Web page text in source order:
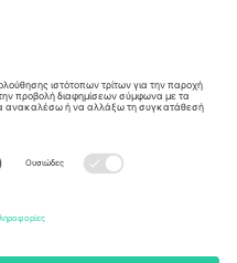
Switzerland
Engelberg, Switzerland